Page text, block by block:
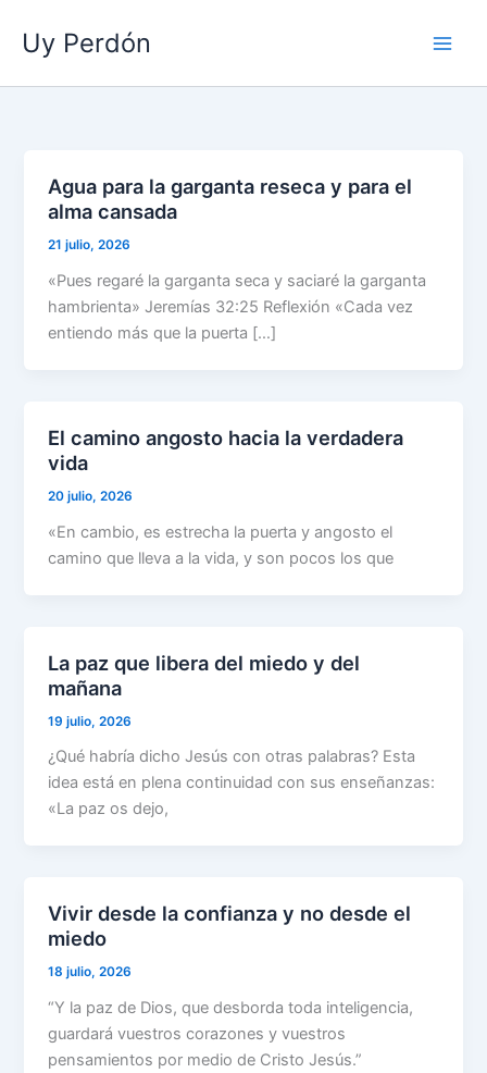
contenido
Uy Perdón
Agua para la garganta reseca y para el
alma cansada
21 julio, 2026
«Pues regaré la garganta seca y saciaré la garganta
hambrienta» Jeremías 32:25 Reflexión «Cada vez
entiendo más que la puerta […]
El camino angosto hacia la verdadera
vida
20 julio, 2026
«En cambio, es estrecha la puerta y angosto el
camino que lleva a la vida, y son pocos los que
La paz que libera del miedo y del
mañana
19 julio, 2026
¿Qué habría dicho Jesús con otras palabras? Esta
idea está en plena continuidad con sus enseñanzas:
«La paz os dejo,
Vivir desde la confianza y no desde el
miedo
18 julio, 2026
“Y la paz de Dios, que desborda toda inteligencia,
guardará vuestros corazones y vuestros
pensamientos por medio de Cristo Jesús.”